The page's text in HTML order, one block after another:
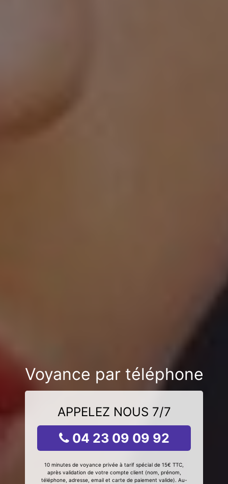
Voyance par téléphone
APPELEZ NOUS 7/7
04 23 09 09 92
10 minutes de voyance privée à tarif spécial de 15€ TTC,
après validation de votre compte client (nom, prénom,
téléphone, adresse, email et carte de paiement valide). Au-